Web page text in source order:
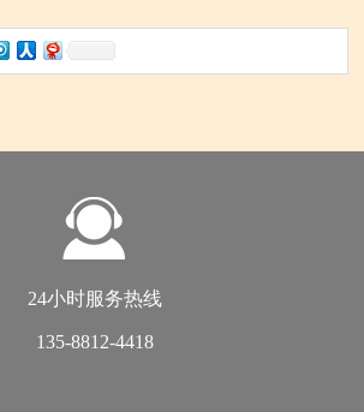
24小时服务热线
135-8812-4418